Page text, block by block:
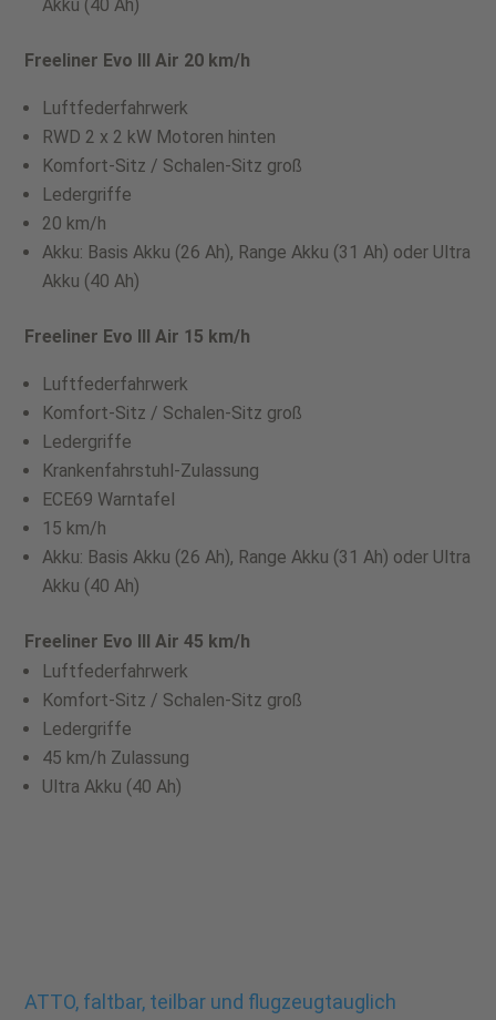
Akku (40 Ah)
Freeliner Evo III Air 20 km/h
Luftfederfahrwerk
RWD 2 x 2 kW Motoren hinten
Komfort-Sitz / Schalen-Sitz groß
Ledergriffe
20 km/h
Akku: Basis Akku (26 Ah), Range Akku (31 Ah) oder Ultra
Akku (40 Ah)
Freeliner Evo III Air 15 km/h
Luftfederfahrwerk
Komfort-Sitz / Schalen-Sitz groß
Ledergriffe
Krankenfahrstuhl-Zulassung
ECE69 Warntafel
15 km/h
Akku: Basis Akku (26 Ah), Range Akku (31 Ah) oder Ultra
Akku (40 Ah)
Freeliner Evo III Air 45 km/h
Luftfederfahrwerk
Komfort-Sitz / Schalen-Sitz groß
Ledergriffe
45 km/h Zulassung
Ultra Akku (40 Ah)
ATTO, faltbar, teilbar und flugzeugtauglich